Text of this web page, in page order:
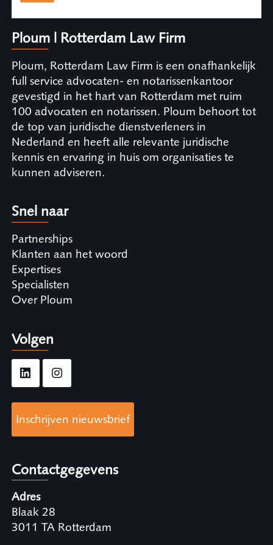
Ploum | Rotterdam Law Firm
Ploum, Rotterdam Law Firm is een onafhankelijk
full service advocaten- en notarissenkantoor
gevestigd in het hart van Rotterdam met ruim
100 advocaten en notarissen. Ploum behoort tot
de top van juridische dienstverleners in
Nederland en heeft alle relevante juridische
kennis en ervaring in huis om organisaties te
kunnen adviseren.
Snel naar
Partnerships
Klanten aan het woord
Expertises
Specialisten
Over Ploum
Volgen
Inschrijven nieuwsbrief
Contactgegevens
Adres
Blaak 28
3011 TA Rotterdam